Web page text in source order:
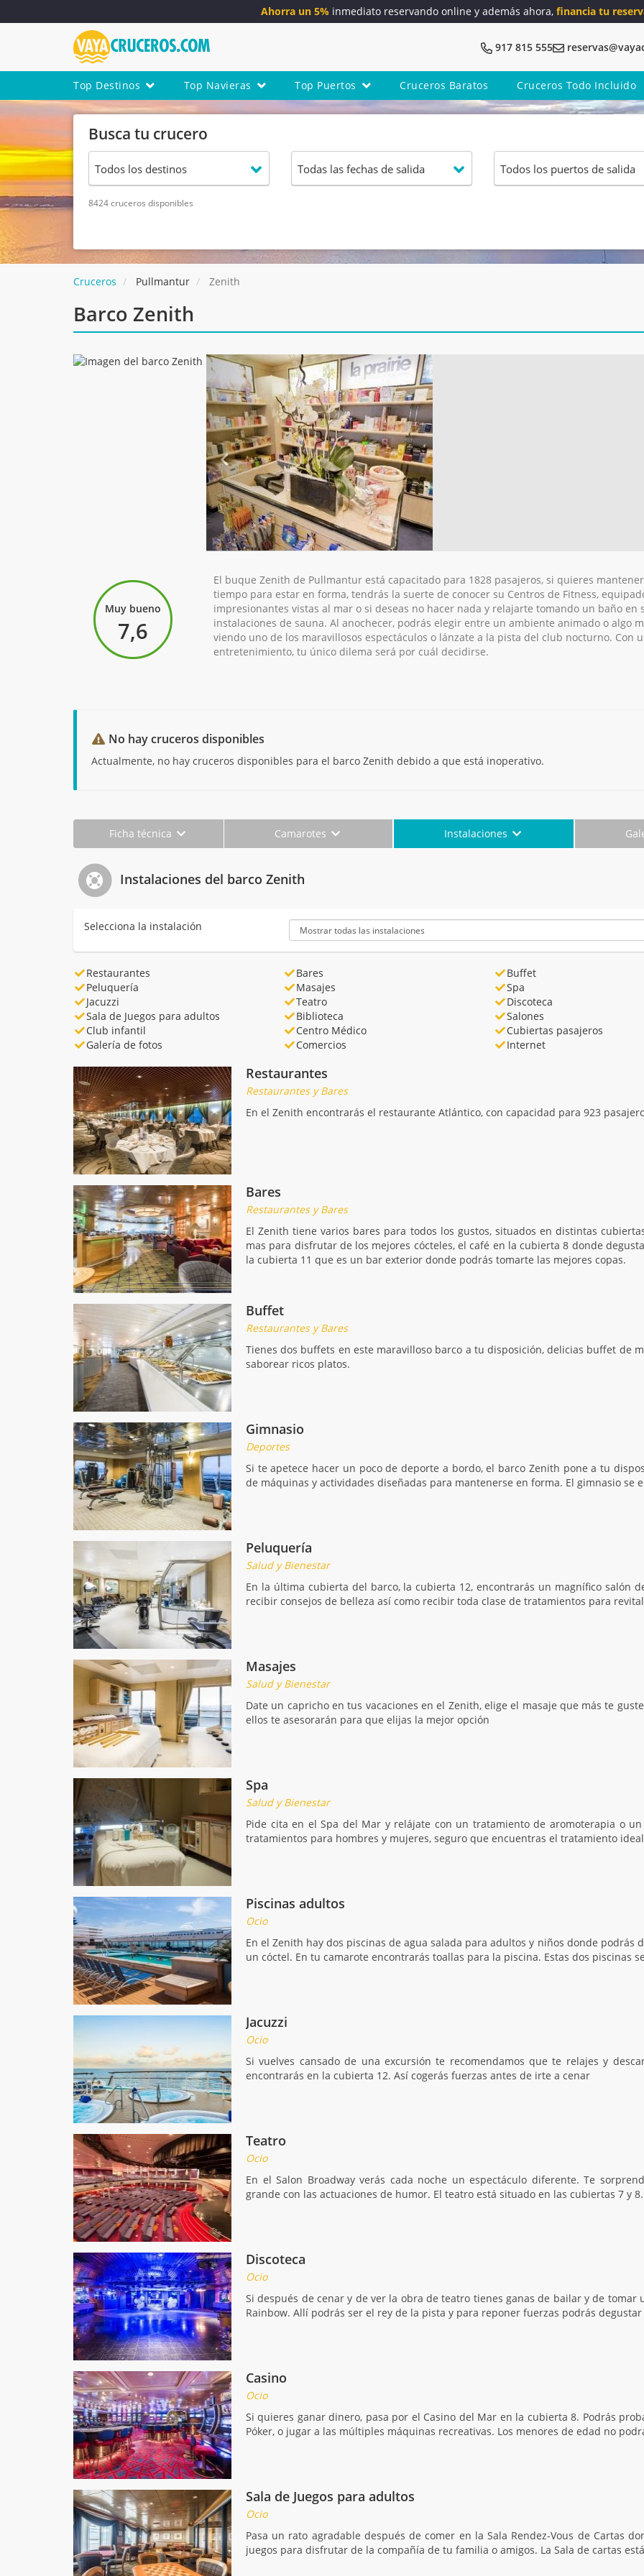
Ahorra un 5% inmediato reservando online y además ahora, financia tu
917 815 555
Top Destinos Top Navieras Top Puertos Cruceros Baratos Cruceros Todo Incluido
Busca tu crucero
8424 cruceros disponibles
Cruceros Pullmantur Zenith
Barco Zenith
Muy bueno
7,6
El buque Zenith de Pullmantur está capacitado para 1828 pasajeros, si quieres
tiempo para estar en forma, tendrás la suerte de conocer su Centros de Fitness,
impresionantes vistas al mar o si deseas no hacer nada y relajarte tomando un baño en
instalaciones de sauna. Al anochecer, podrás elegir entre un ambiente animado o algo
viendo uno de los maravillosos espectáculos o lánzate a la pista del club nocturno. Con
entretenimiento, tu único dilema será por cuál decidirse.
No hay cruceros disponibles
Actualmente, no hay cruceros disponibles para el barco Zenith debido a que está inoperativo.
Ficha técnica Camarotes Instalaciones
Instalaciones del barco Zenith
Selecciona la instalación
Restaurantes Bares Buffet
Peluquería
Masajes Spa
Jacuzzi
Teatro Discoteca
Sala de Juegos para adultos
Biblioteca Salones
Club infantil
Centro Médico Cubiertas pasajeros
Galería de fotos
Comercios Internet
Restaurantes
Restaurantes y Bares
En el Zenith encontrarás el restaurante Atlántico, con capacidad para 923
Bares
Restaurantes y Bares
El Zenith tiene varios bares para todos los gustos, situados en distintas
mas para disfrutar de los mejores cócteles, el café en la cubierta 8 donde
la cubierta 11 que es un bar exterior donde podrás tomarte las mejores copas.
Buffet
Restaurantes y Bares
Tienes dos buffets en este maravilloso barco a tu disposición, delicias buffet de
saborear ricos platos.
Gimnasio
Deportes
Si te apetece hacer un poco de deporte a bordo, el barco Zenith pone a tu
de máquinas y actividades diseñadas para mantenerse en forma. El gimnasio se
Peluquería
Salud y Bienestar
En la última cubierta del barco, la cubierta 12, encontrarás un magnífico salón
recibir consejos de belleza así como recibir toda clase de tratamientos para
Masajes
Salud y Bienestar
Date un capricho en tus vacaciones en el Zenith, elige el masaje que más te
ellos te asesorarán para que elijas la mejor opción
Spa
Salud y Bienestar
Pide cita en el Spa del Mar y relájate con un tratamiento de aromoterapia o
tratamientos para hombres y mujeres, seguro que encuentras el tratamiento
Piscinas adultos
Ocio
En el Zenith hay dos piscinas de agua salada para adultos y niños donde
un cóctel. En tu camarote encontrarás toallas para la piscina. Estas dos piscinas
Jacuzzi
Ocio
Si vuelves cansado de una excursión te recomendamos que te relajes y
encontrarás en la cubierta 12. Así cogerás fuerzas antes de irte a cenar
Teatro
Ocio
En el Salon Broadway verás cada noche un espectáculo diferente. Te
grande con las actuaciones de humor. El teatro está situado en las cubiertas 7 y 8.
Discoteca
Ocio
Si después de cenar y de ver la obra de teatro tienes ganas de bailar y de tomar
Rainbow. Allí podrás ser el rey de la pista y para reponer fuerzas podrás
Casino
Ocio
Si quieres ganar dinero, pasa por el Casino del Mar en la cubierta 8. Podrás
Póker, o jugar a las múltiples máquinas recreativas. Los menores de edad no
Sala de Juegos para adultos
Ocio
Pasa un rato agradable después de comer en la Sala Rendez-Vous de Cartas
juegos para disfrutar de la compañía de tu familia o amigos. La Sala de cartas